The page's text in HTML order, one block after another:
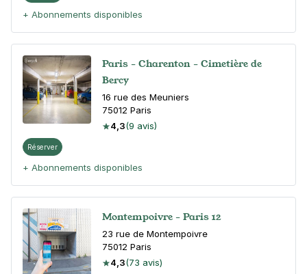
+ Abonnements disponibles
Paris - Charenton - Cimetière de
Bercy
16 rue des Meuniers
75012 Paris
4,3(9 avis)
Réserver
+ Abonnements disponibles
Montempoivre - Paris 12
23 rue de Montempoivre
75012 Paris
4,3(73 avis)